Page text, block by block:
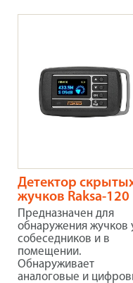
Детектор
жучков Raksa-120
Предназначен для
обнаружения жучков
собеседников и в
помещении.
Обнаруживает
аналоговые и